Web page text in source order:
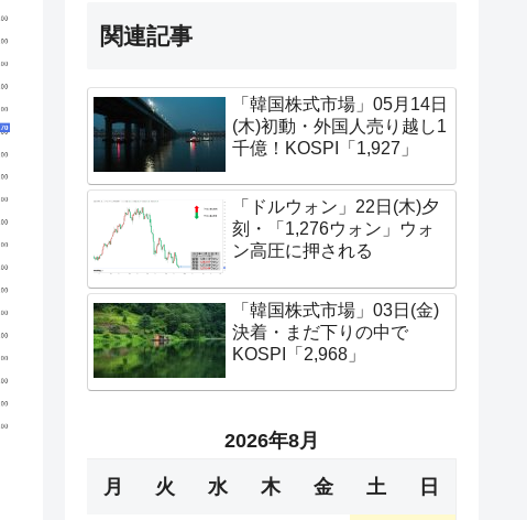
関連記事
「韓国株式市場」05月14日
(木)初動・外国人売り越し1
千億！KOSPI「1,927」
「ドルウォン」22日(木)夕
刻・「1,276ウォン」ウォ
ン高圧に押される
「韓国株式市場」03日(金)
決着・まだ下りの中で
KOSPI「2,968」
2026年8月
月 火 水 木 金 土 日